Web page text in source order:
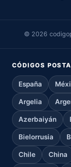
© 2026
CÓDIGOS
España
Argelia
Azerbaiyán
Bielorrusia
Chile China